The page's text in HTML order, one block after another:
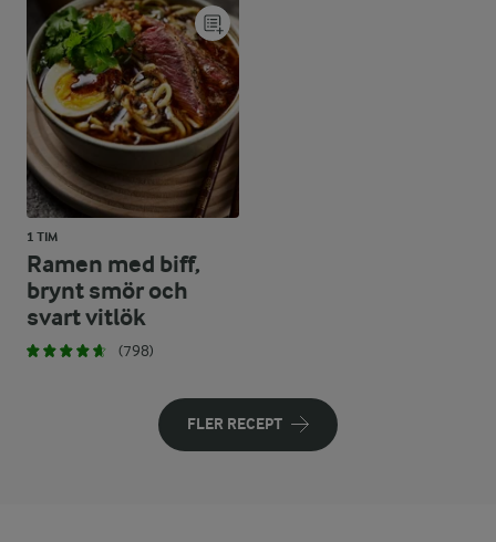
1 TIM
Ramen med biff,
brynt smör och
svart vitlök
(798)
FLER RECEPT